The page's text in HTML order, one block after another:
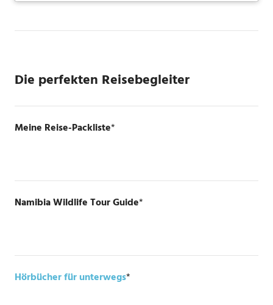
Die perfekten Reisebegleiter
Meine Reise-Packliste*
Namibia Wildlife Tour Guide*
Hörbücher für unterwegs*